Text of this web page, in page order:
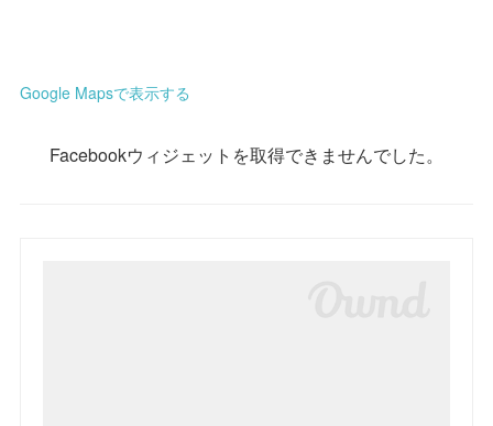
Google Mapsで表示する
Facebookウィジェットを取得できませんでした。